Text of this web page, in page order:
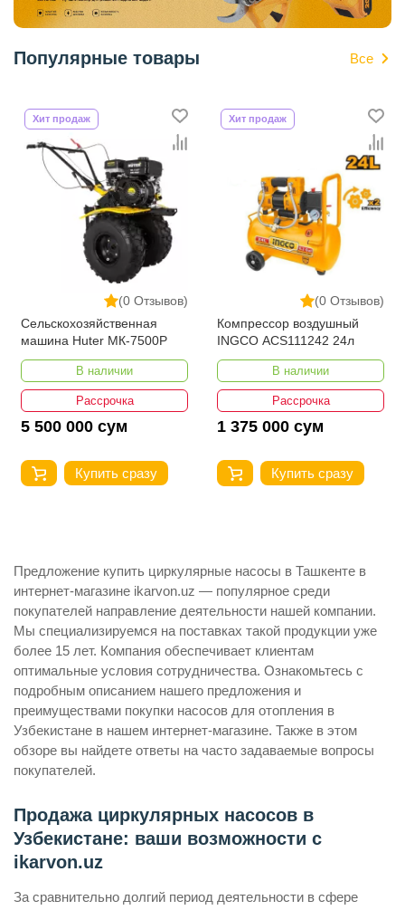
Популярные товары Все
(0 Отзывов)
Хит продаж
Сельскохозяйственная
машина Huter МК-7500P
В наличии
Рассрочка
5 500 000 сум
Купить сразу
(0 Отзывов)
Хит продаж
Компрессор воздушный
INGCO ACS111242 24л
В наличии
Рассрочка
1 375 000 сум
Купить сразу
Предложение купить циркулярные насосы в Ташкенте в
интернет-магазине ikarvon.uz — популярное среди
покупателей направление деятельности нашей компании.
Мы специализируемся на поставках такой продукции уже
более 15 лет. Компания обеспечивает клиентам
оптимальные условия сотрудничества. Ознакомьтесь с
подробным описанием нашего предложения и
преимуществами покупки насосов для отопления в
Узбекистане в нашем интернет-магазине. Также в этом
обзоре вы найдете ответы на часто задаваемые вопросы
покупателей.
Продажа циркулярных насосов в
Узбекистане: ваши возможности с
ikarvon.uz
За сравнительно долгий период деятельности в сфере